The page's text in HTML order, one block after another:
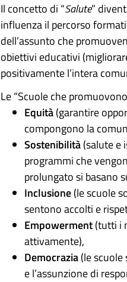
Il concetto di “Salute”
influenza il percorso
dell’assunto che
obiettivi educativi
positivamente l’intera
Le “Scuole che
Equità(garantire
compongono la
Sostenibilità(salute e
programmi che
prolungato si basano
Inclusione(le scuole
sentono accolti e
Empowerment(tutti i
attivamente),
Democrazia(le scuole
e l’assunzione di